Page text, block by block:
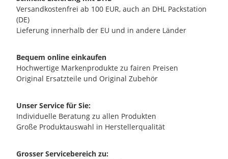
Versandkostenfrei ab 100 EUR, auch an DHL Packstation
(DE)
Lieferung innerhalb der EU und in andere Länder
Bequem online einkaufen
Hochwertige Markenprodukte zu fairen Preisen
Original Ersatzteile und Original Zubehör
Unser Service für Sie:
Individuelle Beratung zu allen Produkten
Große Produktauswahl in Herstellerqualität
Grosser Servicebereich zu: